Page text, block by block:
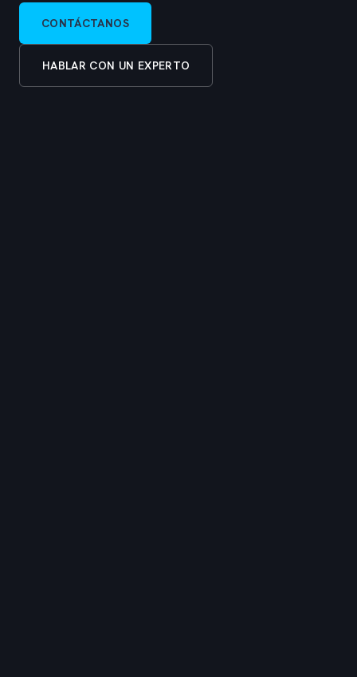
CONTÁCTANOS
HABLAR CON UN EXPERTO